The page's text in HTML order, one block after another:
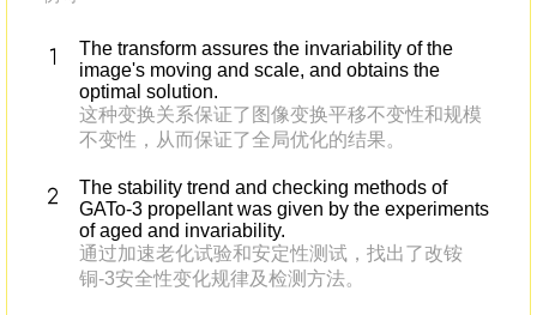
The transform assures the invariability of the
image's moving and scale, and obtains the
optimal solution.
这种变换关系保证了图像变换平移不变性和规模
不变性，从而保证了全局优化的结果。
The stability trend and checking methods of
GATo-3 propellant was given by the experiments
of aged and invariability.
通过加速老化试验和安定性测试，找出了改铵
铜-3安全性变化规律及检测方法。